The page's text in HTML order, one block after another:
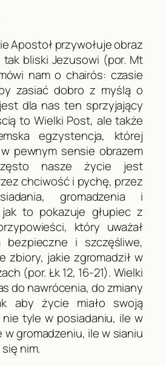
Apostoł przywołuje obraz
bliski Jezusowi (por. Mt
nam o chairós: czasie
zasiać dobro z myślą o
dla nas ten sprzyjający
to Wielki Post, ale także
egzystencja, której
pewnym sensie obrazem
nasze życie jest
chciwość i pychę, przez
gromadzenia i
jak to pokazuje głupiec z
który uważał
i szczęśliwe,
zbiory, jakie zgromadził w
(por. Łk12, 16-21). Wielki
do nawrócenia, do zmiany
aby życie miało swoją
tyle w posiadaniu, ile w
gromadzeniu, ile w sianiu
nim.